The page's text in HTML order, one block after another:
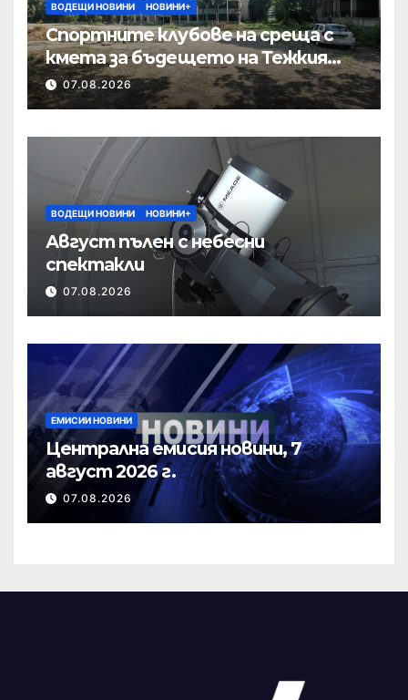
ВОДЕЩИ НОВИНИ НОВИНИ+
Спортните клубове на среща с
кмета за бъдещето на Тежкия
полк
07.08.2026
ВОДЕЩИ НОВИНИ НОВИНИ+
Август пълен с небесни
спектакли
07.08.2026
ЕМИСИИ НОВИНИ
Централна емисия новини, 7
август 2026 г.
07.08.2026